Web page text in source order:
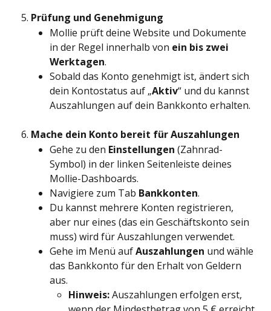
Prüfung und Genehmigung
Mollie prüft deine Website und Dokumente
in der Regel innerhalb von ein bis zwei
Werktagen.
Sobald das Konto genehmigt ist, ändert sich
dein Kontostatus auf „Aktiv“ und du kannst
Auszahlungen auf dein Bankkonto erhalten.
Mache dein Konto bereit für Auszahlungen
Gehe zu den Einstellungen (Zahnrad-
Symbol) in der linken Seitenleiste deines
Mollie-Dashboards.
Navigiere zum Tab Bankkonten.
Du kannst mehrere Konten registrieren,
aber nur eines (das ein Geschäftskonto sein
muss) wird für Auszahlungen verwendet.
Gehe im Menü auf Auszahlungen und wähle
das Bankkonto für den Erhalt von Geldern
aus.
Hinweis: Auszahlungen erfolgen erst,